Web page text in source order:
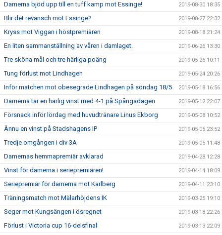
Damerna bjöd upp till en tuff kamp mot Essinge! 2019-08-30 18:35
Blir det revansch mot Essinge? 2019-08-27 22:32
Kryss mot Viggan i höstpremiären 2019-08-18 21:24
En liten sammanställning av våren i damlaget. 2019-06-26 13:30
Tre sköna mål och tre härliga poäng 2019-05-26 10:11
Tung förlust mot Lindhagen 2019-05-24 20:26
Inför matchen mot obesegrade Lindhagen på söndag 18/5 2019-05-18 16:56
Damerna tar en härlig vinst med 4-1 på Spångadagen 2019-05-12 22:07
Försnack inför lördag med huvudtränare Linus Ekborg 2019-05-08 10:52
Ännu en vinst på Stadshagens IP 2019-05-05 23:52
Tredje omgången i div 3A 2019-05-05 11:48
Damernas hemmapremiär avklarad 2019-04-28 12:28
Vinst för damerna i seriepremiären! 2019-04-14 18:09
Seriepremiär för damerna mot Karlberg 2019-04-11 23:10
Träningsmatch mot Mälarhöjdens IK 2019-03-25 19:10
Seger mot Kungsängen i ösregnet 2019-03-18 22:26
Förlust i Victoria cup 16-delsfinal 2019-03-13 22:09